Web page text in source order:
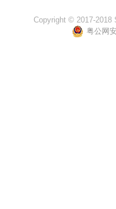
Copyright © 2017-2018
粤公网